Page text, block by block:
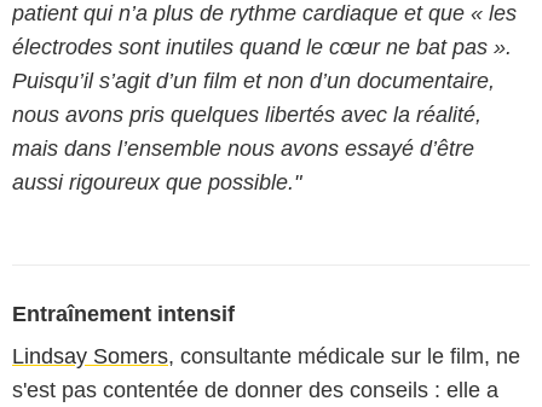
patient qui n’a plus de rythme cardiaque et que « les
électrodes sont inutiles quand le cœur ne bat pas ».
Puisqu’il s’agit d’un film et non d’un documentaire,
nous avons pris quelques libertés avec la réalité,
mais dans l’ensemble nous avons essayé d’être
aussi rigoureux que possible."
Entraînement intensif
Lindsay Somers, consultante médicale sur le film, ne
s'est pas contentée de donner des conseils : elle a